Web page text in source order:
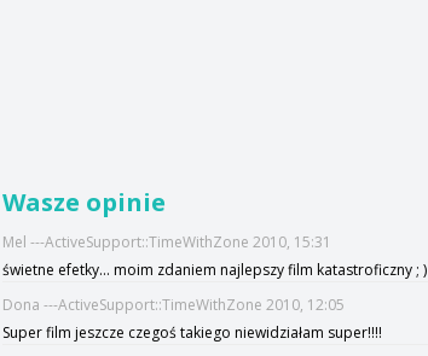
Wasze opinie
Mel ---ActiveSupport::TimeWithZone 2010, 15:31
świetne efetky... moim zdaniem najlepszy film katastroficzny ; )
Dona ---ActiveSupport::TimeWithZone 2010, 12:05
Super film jeszcze czegoś takiego niewidziałam super!!!!